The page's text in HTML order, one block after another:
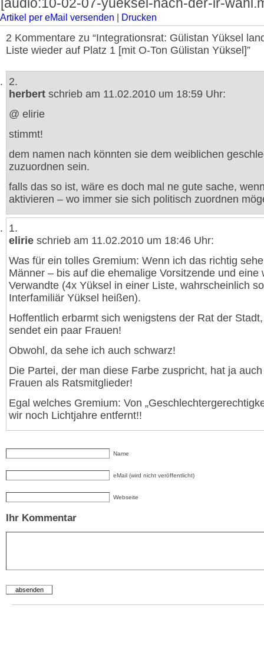
Artikel per eMail versenden Drucken
2 Kommentare zu “Integrationsrat: Gülistan Yüksel
Liste wieder auf Platz 1 [mit O-Ton Gülistan Yüksel]”
2.
herbert schrieb am 11.02.2010 um 18:59 Uhr:
@ elirie
stimmt!
dem namen nach könnten sie dem weiblichen
zuzuordnen sein.
falls das so ist, wäre es doch mal ne gute sache,
aktivieren – wo immer sie sich politisch zuordnen
1.
elirie schrieb am 11.02.2010 um 18:46 Uhr:
Was für ein tolles Gremium: Wenn ich das richtig
Männer – bis auf die ehemalige Vorsitzende und eine
Verwandte (4x Yüksel in einer Liste, wahrscheinlich
Interfamiliär Yüksel heißen).
Hoffentlich erbarmt sich wenigstens der Rat der
sendet ein paar Frauen!
Obwohl, da sehe ich auch schwarz!
Die Partei, der man diese Farbe zuspricht, hat ja
Frauen als Ratsmitglieder!
Egal welches Gremium: Von
wir noch Lichtjahre entfernt!!
Name
eMail (wird nicht veröffentlicht)
Webseite
Ihr Kommentar